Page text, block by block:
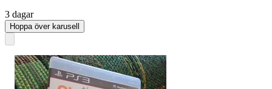
3 dagar
Hoppa över karusell